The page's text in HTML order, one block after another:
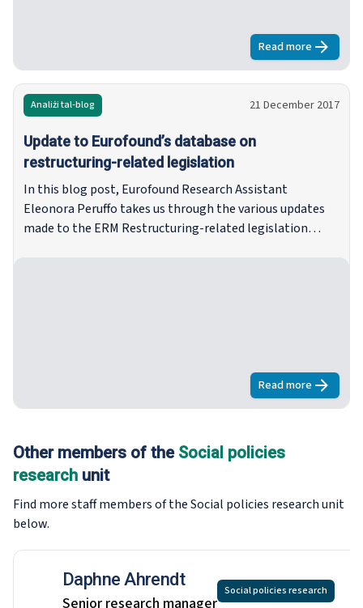
Read moreabout
Analiżi tal-blog 21 December 2017
Update to Eurofound’s database on
restructuring-related legislation
In this blog post, Eurofound Research Assistant
Eleonora Peruffo takes us through the various updates
made to the ERM Restructuring-related legislation
Read moreabout
Other members of the Social policies
research unit
Find more staff members of the Social policies researchunit
below.
Daphne Ahrendt
Senior research manager
Social policies research